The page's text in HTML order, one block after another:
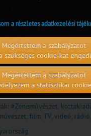
Beats;
?
Oo8d2sdk
CÉLÚ PÁLYÁZATOK
#Zeneművészet,
film, TV, videó,
a részletes adatkezelési
Megértettem a szabályzatot
szükséges cookie-kat
Megértettem a szabályzatot
a statisztikai